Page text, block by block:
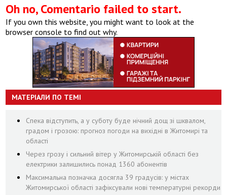
Oh no, Comentario failed to start.
If you own this website, you might want to look at the
browser console to find out why.
МАТЕРІАЛИ ПО ТЕМІ
Спека відступить, а у суботу буде нічний дощ зі шквалом,
градом і грозою: прогноз погоди на вихідні в Житомирі та
області
Через грозу і сильний вітер у Житомирській області без
електрики залишились понад 1360 абонентів
Максимальна позначка досягла 39 градусів: у містах
Житомирської області зафіксували нові температурні рекорди